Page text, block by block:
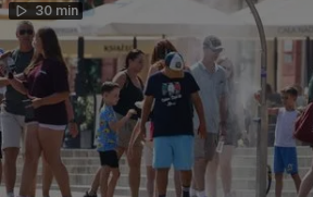
30 min